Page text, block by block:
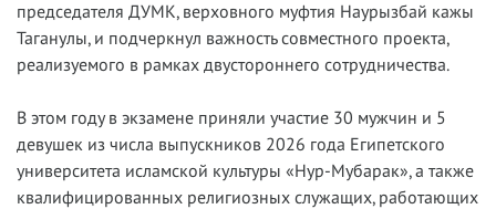
председателя ДУМК, верховного муфтия Наурызбай кажы
Таганулы, и подчеркнул важность совместного проекта,
реализуемого в рамках двустороннего сотрудничества.
В этом году в экзамене приняли участие 30 мужчин и 5
девушек из числа выпускников 2026 года Египетского
университета исламской культуры «Нур-Мубарак», а также
квалифицированных религиозных служащих, работающих